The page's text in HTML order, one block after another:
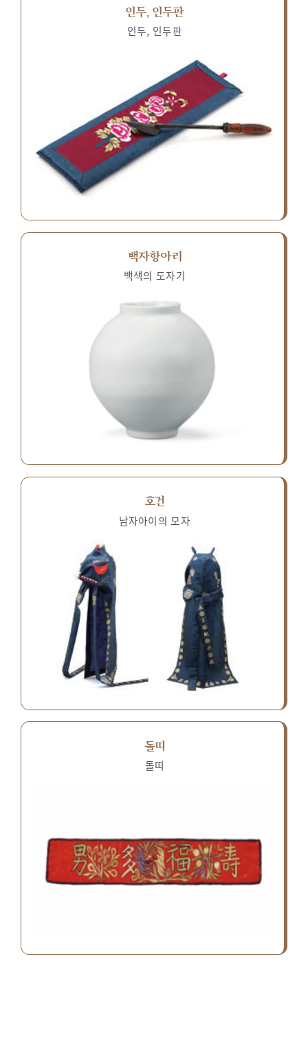
인두, 인두판
인두, 인두판
백자항아리
백색의 도자기
호건
남자아이의 모자
돌띠
돌띠